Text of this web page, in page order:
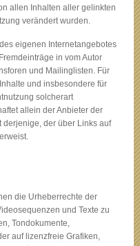
allen Inhalten aller gelinkten
verändert wurden.
eigenen Internetangebotes
in vom Autor
und Mailinglisten. Für
und insbesondere für
solcherart
allein der Anbieter der
derjenige, der über Links auf
die Urheberrechte der
und Texte zu
Tondokumente,
auf lizenzfreie Grafiken,